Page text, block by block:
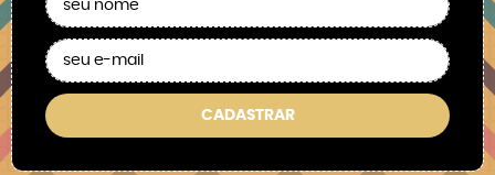
CADASTRAR